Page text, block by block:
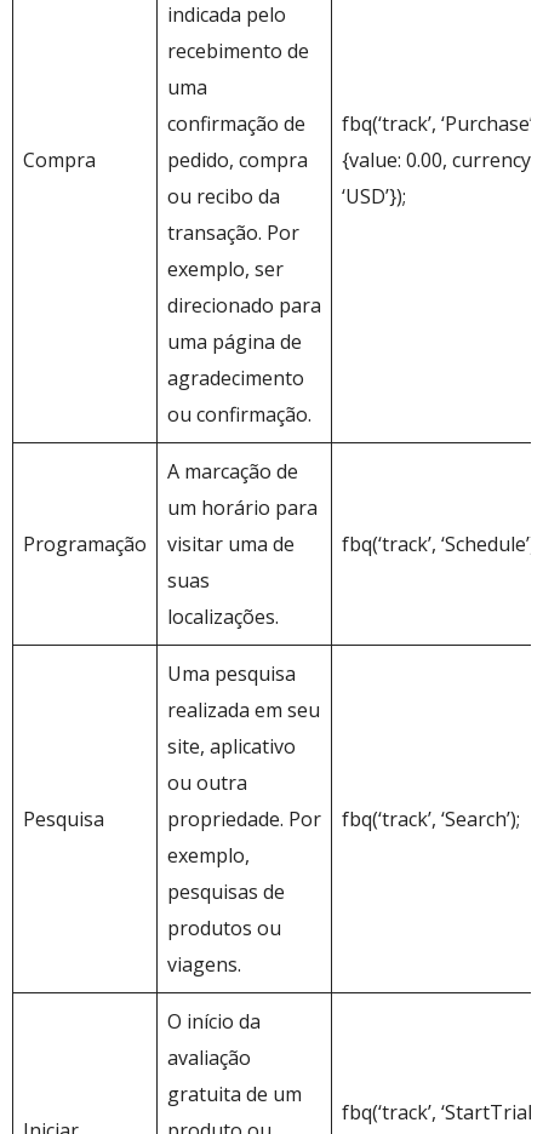
Compra
indicada pelo
recebimento de
uma
confirmação de
pedido, compra
ou recibo da
transação. Por
exemplo, ser
direcionado para
uma página de
agradecimento
ou confirmação.
fbq(‘track’, ‘Purchase’,
{value: 0.00, currency:
‘USD’});
Programação
A marcação de
um horário para
visitar uma de
suas
localizações.
fbq(‘track’, ‘Schedule’);
Pesquisa
Uma pesquisa
realizada em seu
site, aplicativo
ou outra
propriedade. Por
exemplo,
pesquisas de
produtos ou
viagens.
fbq(‘track’, ‘Search’);
O início da
avaliação
gratuita de um
fbq(‘track’, ‘StartTrial’,